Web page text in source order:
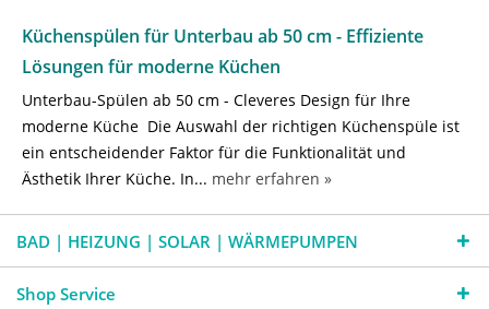
Küchenspülen für Unterbau ab 50 cm - Effiziente
Lösungen für moderne Küchen
Unterbau-Spülen ab 50 cm - Cleveres Design für Ihre
moderne Küche Die Auswahl der richtigen Küchenspüle ist
ein entscheidender Faktor für die Funktionalität und
Ästhetik Ihrer Küche. In... mehr erfahren »
BAD | HEIZUNG | SOLAR | WÄRMEPUMPEN
Shop Service